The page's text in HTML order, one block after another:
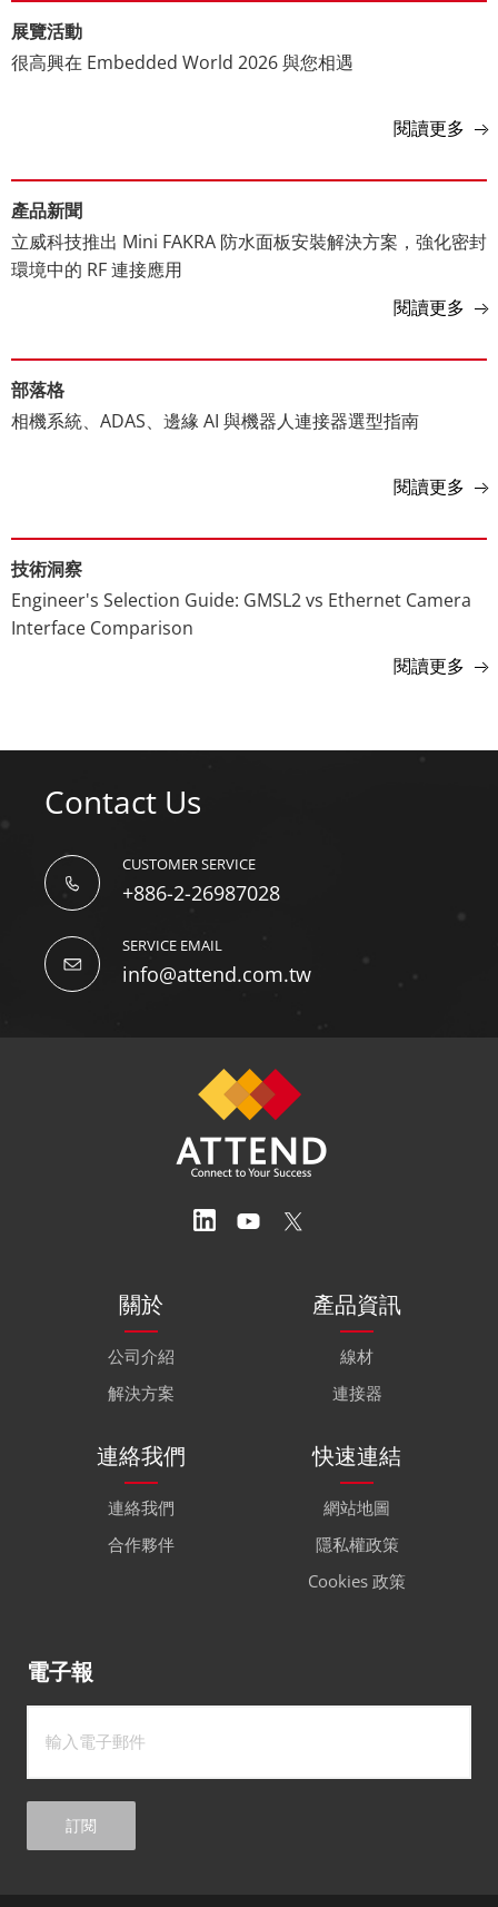
展覽活動
很高興在 Embedded World 2026 與您相遇
閱讀更多
產品新聞
立威科技推出 Mini FAKRA 防水面板安裝解決方案，強化密封
環境中的 RF 連接應用
閱讀更多
部落格
相機系統、ADAS、邊緣 AI 與機器人連接器選型指南
閱讀更多
技術洞察
Engineer's Selection Guide: GMSL2 vs Ethernet Camera
Interface Comparison
閱讀更多
Contact Us
CUSTOMER SERVICE
+886-2-26987028
SERVICE EMAIL
info@attend.com.tw
關於
公司介紹
解決方案
產品資訊
線材
連接器
連絡我們
連絡我們
合作夥伴
快速連結
網站地圖
隱私權政策
Cookies 政策
電子報
訂閱